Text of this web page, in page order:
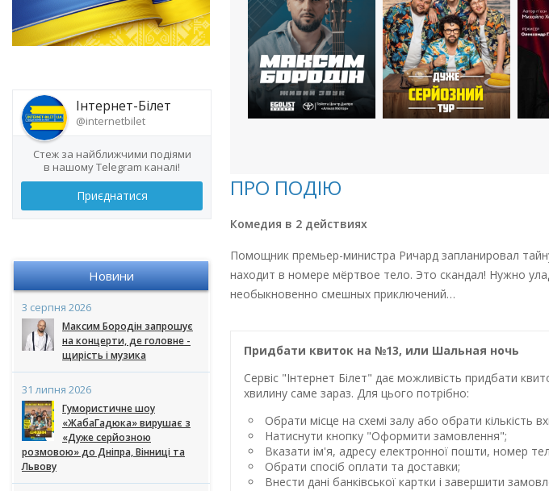
Інтернет-Білет
@internetbilet
Стеж за найближчими подіями
в нашому Telegram каналі!
Приєднатися
Новини
3 серпня 2026
Максим Бородін запрошує
на концерти, де головне -
щирість і музика
31 липня 2026
Гумористичне шоу
«ЖабаГадюка» вирушає з
«Дуже серйозною
розмовою» до Дніпра, Вінниці та
Львову
ПРО ПОДІЮ
Комедия в 2 действиях
Помощник премьер-министра Ричард запланировал
находит в номере мёртвое тело. Это скандал! Нужно
необыкновенно смешных приключений…
Придбати квиток на №13, или Шальная ночь
Сервіс "Інтернет Білет" дає можливість придбати
хвилину саме зараз. Для цього потрібно:
Обрати місце на схемі залу або обрати кількість
Натиснути кнопку "Оформити замовлення";
Вказати ім'я, адресу електронної пошти, номер
Обрати спосіб оплати та доставки;
Внести дані банківської картки і завершити